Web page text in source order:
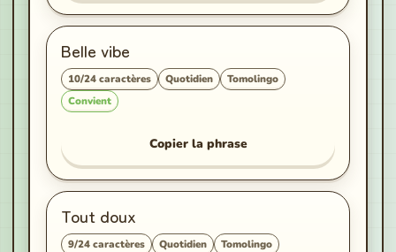
Belle vibe
10/24caractères Quotidien
Tomolingo
Convient
Copier la phrase
Tout doux
9/24caractères Quotidien
Tomolingo